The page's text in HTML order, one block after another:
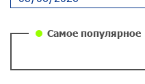
повестка дня?
Самое популярное